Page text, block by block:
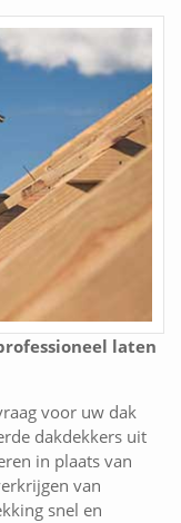
laten
voor uw dak
dakdekkers uit
in plaats van
van
snel en